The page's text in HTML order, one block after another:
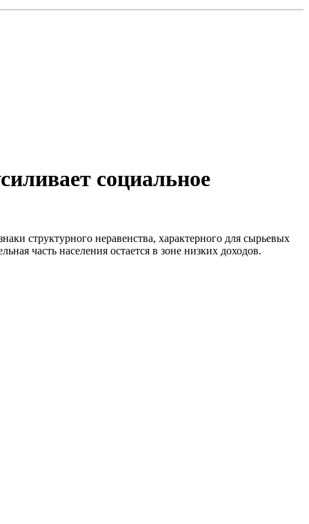
социальное
структурного неравенства, характерного для сырьевых
часть населения остается в зоне низких доходов.